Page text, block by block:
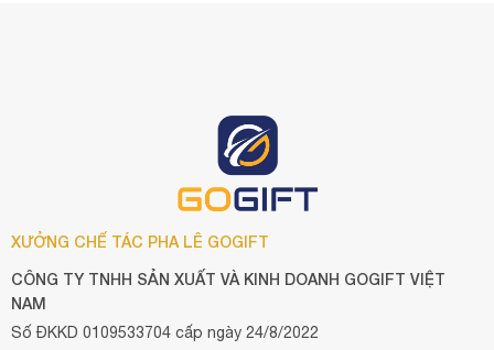
XƯỞNG CHẾ TÁC PHA LÊ GOGIFT
CÔNG TY TNHH SẢN XUẤT VÀ KINH DOANH GOGIFT VIỆT
NAM
Số ĐKKD 0109533704 cấp ngày 24/8/2022